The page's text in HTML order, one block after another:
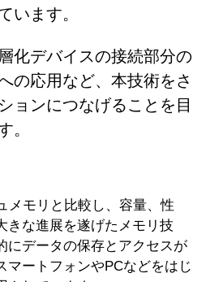
います。
化デバイスの接続部分の
の応用など、本技術をさ
ョンにつなげることを目
。
メモリと比較し、容量、性
きな進展を遂げたメモリ技
にデータの保存とアクセスが
マートフォンやPCなどをはじ